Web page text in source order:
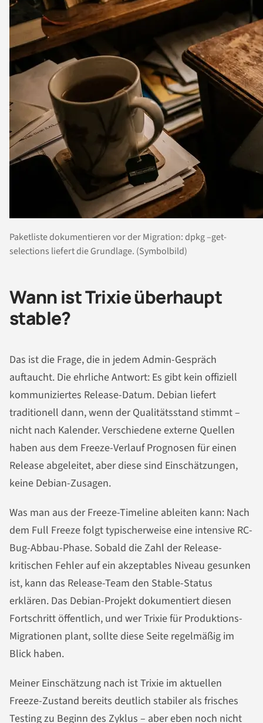
Paketliste dokumentieren vor der Migration: dpkg –get-
selections liefert die Grundlage. (Symbolbild)
Wann ist Trixie überhaupt
stable?
Das ist die Frage, die in jedem Admin-Gespräch
auftaucht. Die ehrliche Antwort: Es gibt kein offiziell
kommuniziertes Release-Datum. Debian liefert
traditionell dann, wenn der Qualitätsstand stimmt –
nicht nach Kalender. Verschiedene externe Quellen
haben aus dem Freeze-Verlauf Prognosen für einen
Release abgeleitet, aber diese sind Einschätzungen,
keine Debian-Zusagen.
Was man aus der Freeze-Timeline ableiten kann: Nach
dem Full Freeze folgt typischerweise eine intensive RC-
Bug-Abbau-Phase. Sobald die Zahl der Release-
kritischen Fehler auf ein akzeptables Niveau gesunken
ist, kann das Release-Team den Stable-Status
erklären. Das Debian-Projekt dokumentiert diesen
Fortschritt öffentlich, und wer Trixie für Produktions-
Migrationen plant, sollte diese Seite regelmäßig im
Blick haben.
Meiner Einschätzung nach ist Trixie im aktuellen
Freeze-Zustand bereits deutlich stabiler als frisches
Testing zu Beginn des Zyklus – aber eben noch nicht